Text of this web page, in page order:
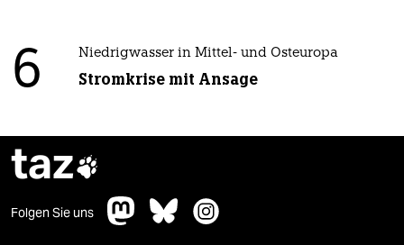
6 Niedrigwasser in Mittel- und Osteuropa
Stromkrise mit Ansage
taz
Folgen Sie uns